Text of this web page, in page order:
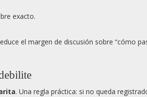
exacto.
el margen de discusión sobre “cómo
. Una regla práctica: si no queda